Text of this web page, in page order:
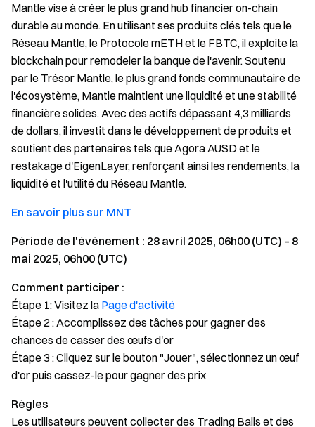
Mantle vise à créer le plus grand hub financier on-chain
durable au monde. En utilisant ses produits clés tels que le
Réseau Mantle, le Protocole mETH et le FBTC, il exploite la
blockchain pour remodeler la banque de l'avenir. Soutenu
par le Trésor Mantle, le plus grand fonds communautaire de
l'écosystème, Mantle maintient une liquidité et une stabilité
financière solides. Avec des actifs dépassant 4,3 milliards
de dollars, il investit dans le développement de produits et
soutient des partenaires tels que Agora AUSD et le
restakage d'EigenLayer, renforçant ainsi les rendements, la
liquidité et l'utilité du Réseau Mantle.
En savoir plus sur MNT
Période de l'événement : 28 avril 2025, 06h00 (UTC) – 8
mai 2025, 06h00 (UTC)
Comment participer :
Étape 1: Visitez la Page d'activité
Étape 2 : Accomplissez des tâches pour gagner des
chances de casser des œufs d'or
Étape 3 : Cliquez sur le bouton "Jouer", sélectionnez un œuf
d'or puis cassez-le pour gagner des prix
Règles
Les utilisateurs peuvent collecter des Trading Balls et des